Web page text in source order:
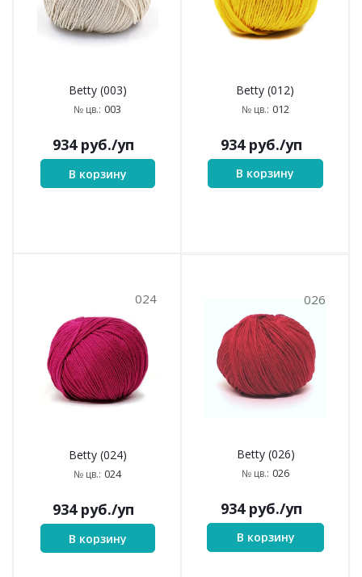
Betty (003)
№ цв.: 003
934руб./уп
В корзину
Betty (012)
№ цв.: 012
934руб./уп
В корзину
024
Betty (024)
№ цв.: 024
934руб./уп
В корзину
026
Betty (026)
№ цв.: 026
934руб./уп
В корзину